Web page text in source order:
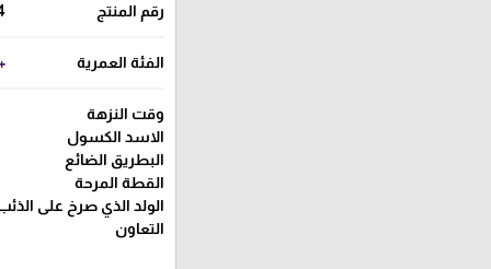
رقم المنتج
الفئة العمرية +
وقت النزهة
الاسد الكسول
البطريق الضائع
القطة المرحة
الولد الذي صرخ على
التعاون